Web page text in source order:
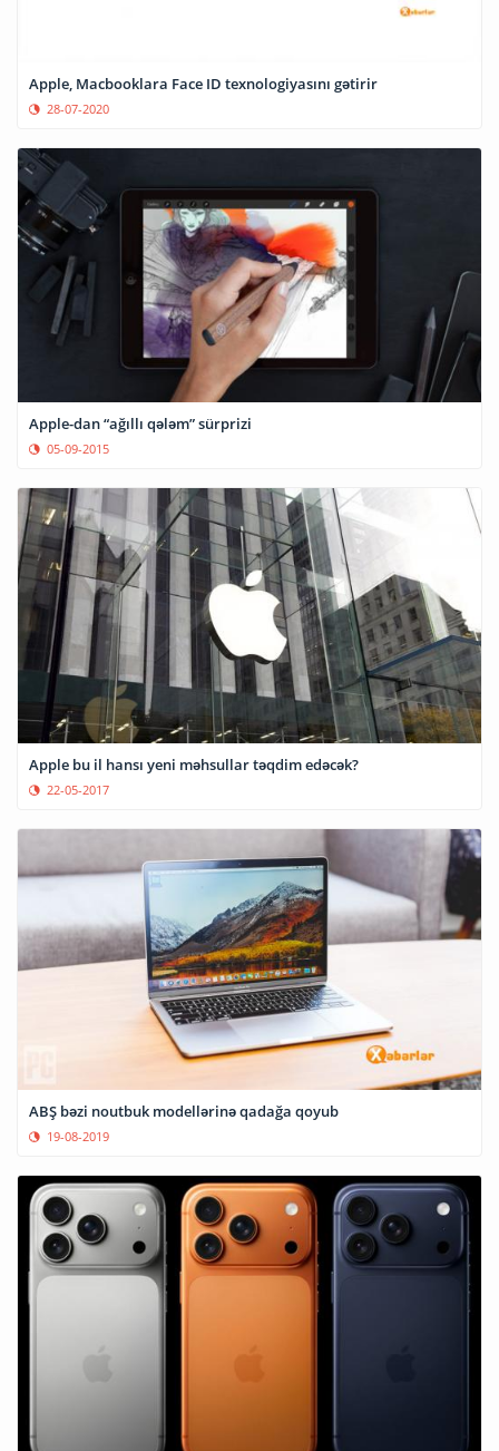
Apple, Macbooklara Face ID texnologiyasını gətirir
28-07-2020
Apple-dan “ağıllı qələm” sürprizi
05-09-2015
Apple bu il hansı yeni məhsullar təqdim edəcək?
22-05-2017
ABŞ bəzi noutbuk modellərinə qadağa qoyub
19-08-2019